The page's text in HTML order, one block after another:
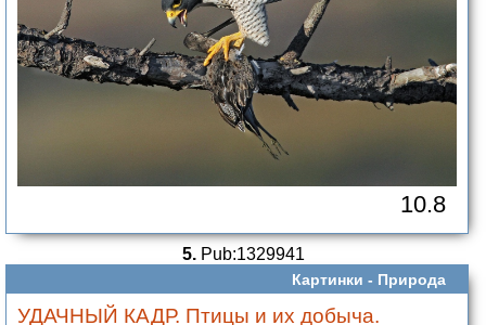
10.8
5.Pub:1329941
Картинки - Природа
УДАЧНЫЙ КАДР. Птицы и их добыча.